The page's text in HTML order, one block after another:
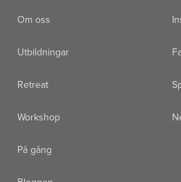
Om oss
Utbildningar
Retreat
Workshop
På gång